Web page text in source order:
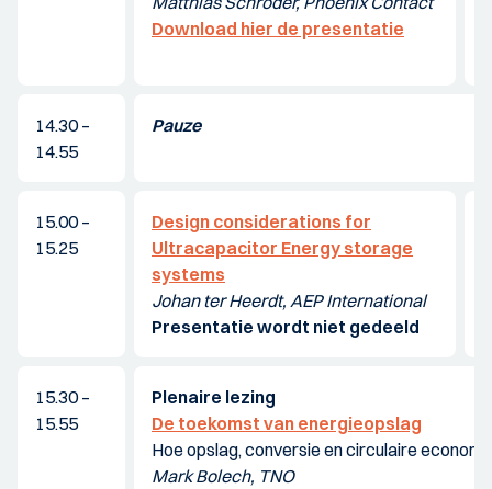
Download hier de presentatie
14.30 –
14.55
Pauze
15.00 –
15.25
Design considerations for
Ultracapacitor Energy storage
systems
Johan ter Heerdt, AEP International
Presentatie wordt niet gedeeld
15.30 –
15.55
Plenaire lezing
De toekomst van energieopslag
Hoe opslag, conversie en circulaire
Mark Bolech, TNO